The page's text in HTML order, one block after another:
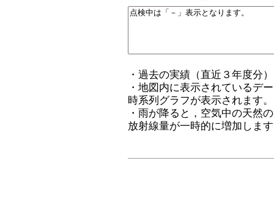
・過去の実績（直近３年度分
・地図内に表示されているデ
時系列グラフが表示されます。
・雨が降ると，空気中の天然
放射線量が一時的に増加しま